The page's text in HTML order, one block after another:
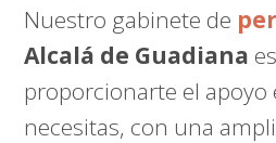
Nuestro gabinete de
Alcalá de Guadiana
proporcionarte el apoyo
necesitas, con una